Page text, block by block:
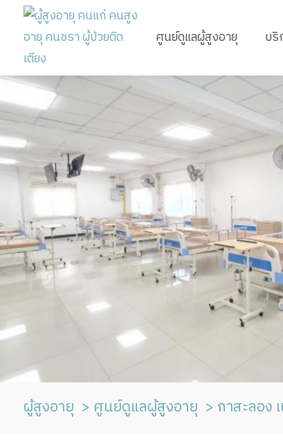
ศูนย์ดูแลผู้สูงอายุ บริ
ผู้สูงอายุ ศูนย์ดูแลผู้สูงอายุ กาสะลอง